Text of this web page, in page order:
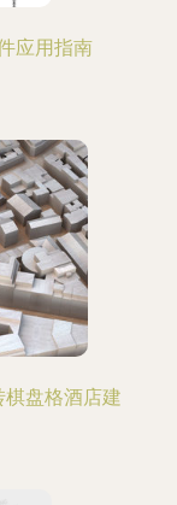
应用指南
盘格酒店建